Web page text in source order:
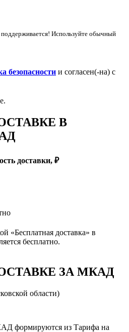
Используйте обычный
безопасности и согласен(-на) с
В
доставки, ₽
«Бесплатная доставка» в
бесплатно.
ЗА МКАД
области)
формируются из Тарифа на